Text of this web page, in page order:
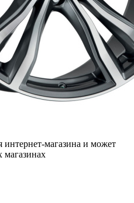
интернет-магазина и может
магазинах